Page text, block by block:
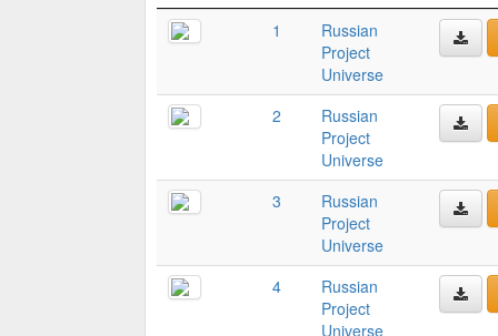
1
Russian
Project
Universe
2
Russian
Project
Universe
3
Russian
Project
Universe
4
Russian
Project
Universe